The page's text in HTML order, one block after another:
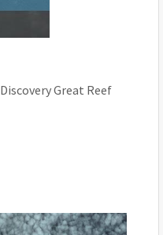
Discovery Great Reef